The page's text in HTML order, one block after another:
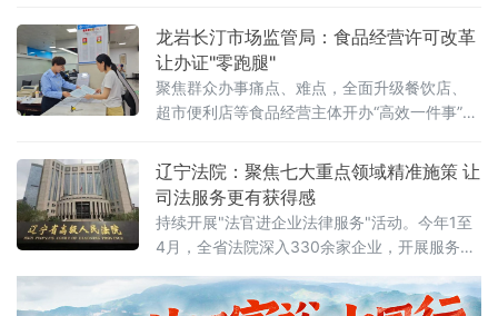
化，贴合食品制罐行业经
龙岩长汀市场监管局：食品经营许可改革
让办证"零跑腿"
聚焦群众办事痛点、难点，全面升级餐饮店、
超市便利店等食品经营主体开办“高效一件事”政
化全县营商环境，让群众办证更省心、经营更
规范、消费更安心！减环节免核查 办证
辽宁法院：聚焦七大重点领域精准施策 让
司法服务更有获得感
持续开展"法官进企业法律服务"活动。今年1至
4月，全省法院深入330余家企业，开展服务
密保护、劳动用工合规等方面的诉求313个，有